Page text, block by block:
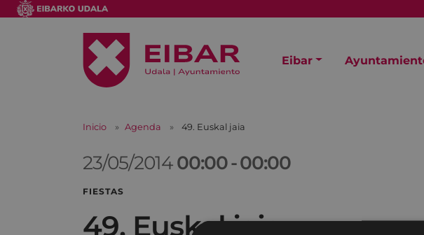
Eibar
Inicio Agenda 49. Euskal jaia
23/05/2014 00:00-00:00
FIESTAS
49. Euskal jaia